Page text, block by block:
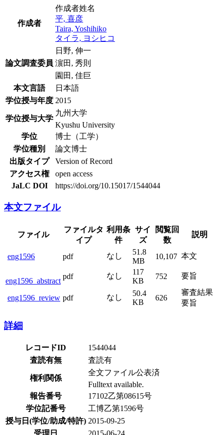
作成者
作成者姓名
平, 喜彦
Taira, Yoshihiko
タイラ, ヨシヒコ
論文調査委員
日野, 伸一
濵田, 秀則
園田, 佳巨
本文言語
日本語
学位授与年度 2015
学位授与大学
九州大学
Kyushu University
学位
博士（工学）
学位種別
論文博士
出版タイプ
Version of Record
アクセス権
open access
JaLC DOI
https://doi.org/10.15017/1544044
本文ファイル
ファイル
ファイルタ
イプ
利用条
件
サイ
ズ
閲覧回
数
説明
eng1596 pdf なし
51.8
MB
10,107 本文
eng1596_abstract
pdf なし
117
KB
752 要旨
eng1596_review pdf なし
50.4
KB
626
審査結果
要旨
詳細
レコードID
1544044
査読有無
査読有
権利関係
全文ファイル公表済
Fulltext available.
報告番号
17102乙第08615号
学位記番号
工博乙第1596号
授与日(学位/助成/特許) 2015-09-25